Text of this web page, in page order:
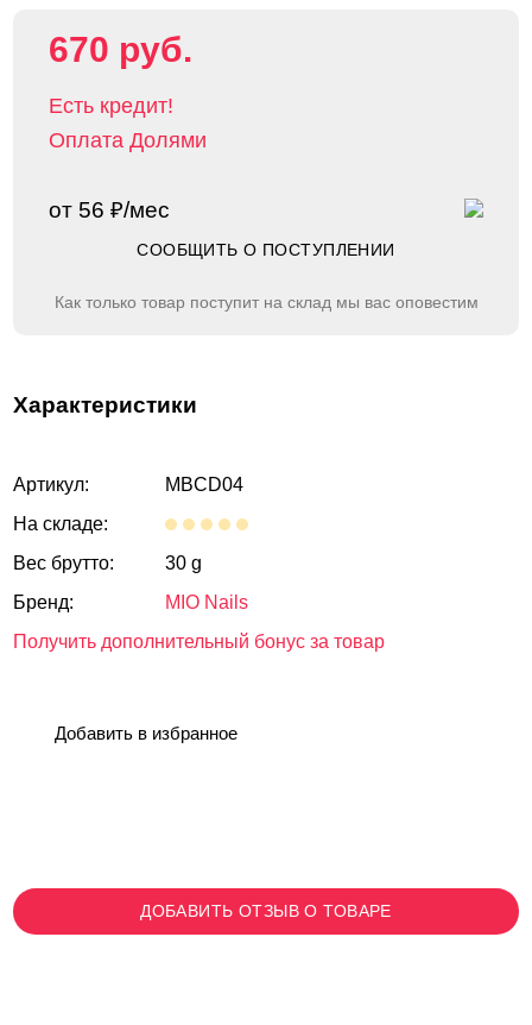
670 руб.
Есть кредит!
Оплата Долями
от 56 ₽/мес
СООБЩИТЬ О ПОСТУПЛЕНИИ
Как только товар поступит на склад мы вас оповестим
Характеристики
Артикул:
MBCD04
На складе:
Вес брутто:
30 g
Бренд:
MIO Nails
Получить дополнительный бонус за товар
Добавить в избранное
ДОБАВИТЬ ОТЗЫВ О ТОВАРЕ